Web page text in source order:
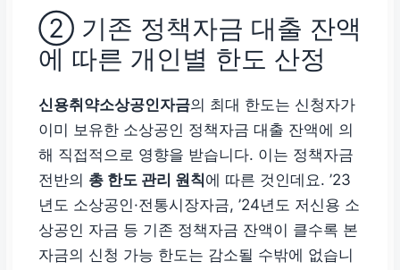
② 기존 정책자금 대출 잔액
에 따른 개인별 한도 산정
신용취약소상공인자금의 최대 한도는 신청자가
이미 보유한 소상공인 정책자금 대출 잔액에 의
해 직접적으로 영향을 받습니다. 이는 정책자금
전반의 총 한도 관리 원칙에 따른 것인데요. ’23
년도 소상공인·전통시장자금, ’24년도 저신용 소
상공인 자금 등 기존 정책자금 잔액이 클수록 본
자금의 신청 가능 한도는 감소될 수밖에 없습니